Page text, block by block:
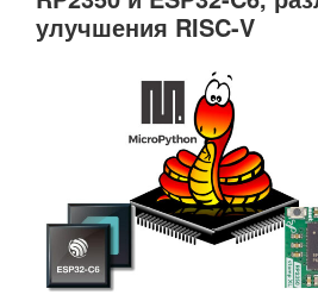
и
без
улучшения RISC-V